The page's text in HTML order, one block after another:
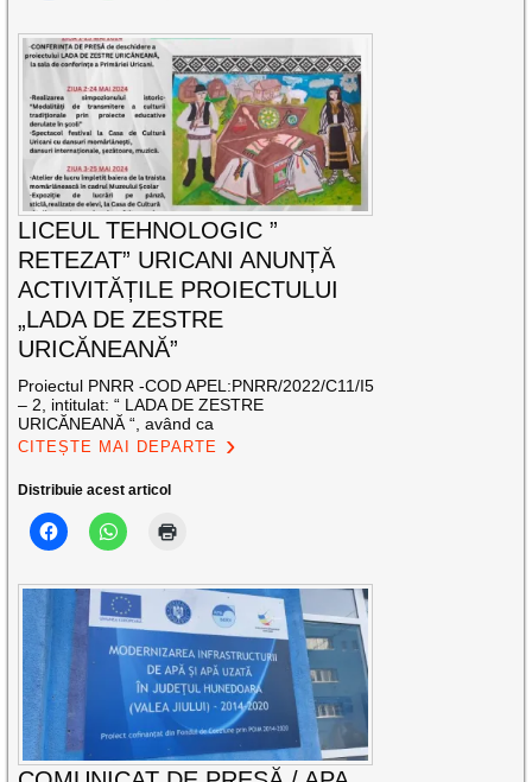
LICEUL TEHNOLOGIC ”
RETEZAT” URICANI ANUNȚĂ
ACTIVITĂȚILE PROIECTULUI
„LADA DE ZESTRE
URICĂNEANĂ”
Proiectul PNRR -COD APEL:PNRR/2022/C11/I5
– 2, intitulat: “ LADA DE ZESTRE
URICĂNEANĂ “, având ca
CITEȘTE MAI DEPARTE
Distribuie acest articol